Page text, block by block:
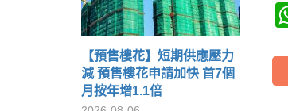
【預售樓花】短期供應壓力
減 預售樓花申請加快 首7個
月按年增1.1倍